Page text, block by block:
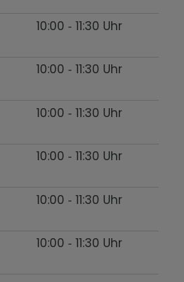
10:00 ‐ 11:30 Uhr
10:00 ‐ 11:30 Uhr
10:00 ‐ 11:30 Uhr
10:00 ‐ 11:30 Uhr
10:00 ‐ 11:30 Uhr
10:00 ‐ 11:30 Uhr